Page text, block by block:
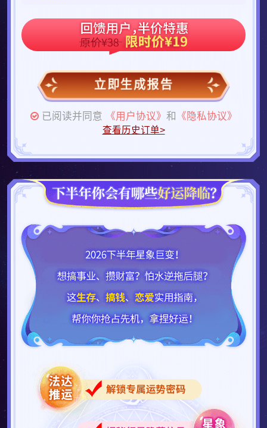
立即生成报告
已阅读并同意 《用户协议》 和 《隐私协议》
查看历史订单>